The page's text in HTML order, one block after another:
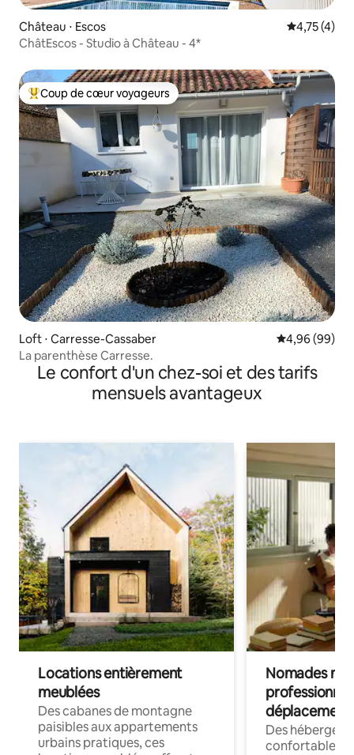
Château ⋅ Escos Évaluation
4,75 (4)
ChâtEscos - Studio à Château - 4*
Coups de cœur voyageurs les plus appréciés
Coup de cœur voyageurs
Loft ⋅ Carresse-Cassaber Évaluation
4,96 (99)
La parenthèse Carresse.
Le confort d'un chez-soi et des tarifs
mensuels avantageux
Locations entièrement
meublées
Des cabanes de montagne
paisibles aux appartements
urbains pratiques, ces
Nomades
déplacement
Des
confortables